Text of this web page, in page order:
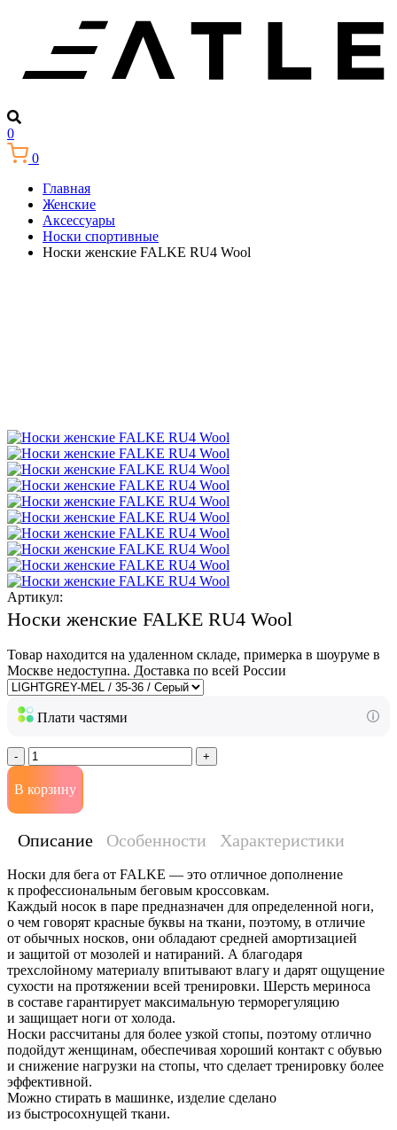
0
0
Главная
Женские
Аксессуары
Носки спортивные
Носки женские FALKE RU4 Wool
Артикул:
Носки женские FALKE RU4 Wool
Товар находится на удаленном складе, примерка в шоуруме в
Москве недоступна. Доставка по всей России
Плати частями
- +
В корзину
Описание Особенности Характеристики
Носки для бега от FALKE — это отличное дополнение
к профессиональным беговым кроссовкам.
Каждый носок в паре предназначен для определенной ноги,
о чем говорят красные буквы на ткани, поэтому, в отличие
от обычных носков, они обладают средней амортизацией
и защитой от мозолей и натираний. А благодаря
трехслойному материалу впитывают влагу и дарят ощущение
сухости на протяжении всей тренировки. Шерсть мериноса
в составе гарантирует максимальную терморегуляцию
и защищает ноги от холода.
Носки рассчитаны для более узкой стопы, поэтому отлично
подойдут женщинам, обеспечивая хороший контакт с обувью
и снижение нагрузки на стопы, что сделает тренировку более
эффективной.
Можно стирать в машинке, изделие сделано
из быстросохнущей ткани.